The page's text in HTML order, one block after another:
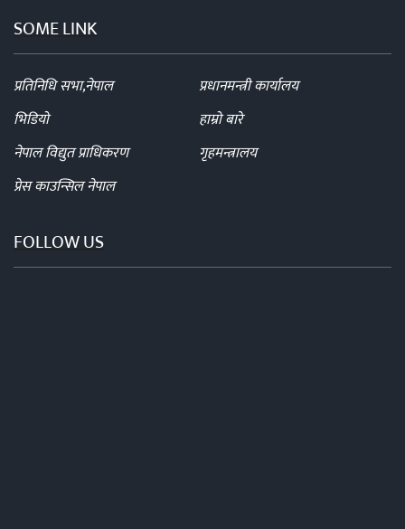
SOME LINK
प्रतिनिधि सभा,नेपाल
प्रधानमन्त्री कार्यालय
भिडियो
हाम्रो बारे
नेपाल विद्युत प्राधिकरण
गृहमन्त्रालय
प्रेस काउन्सिल नेपाल
FOLLOW US